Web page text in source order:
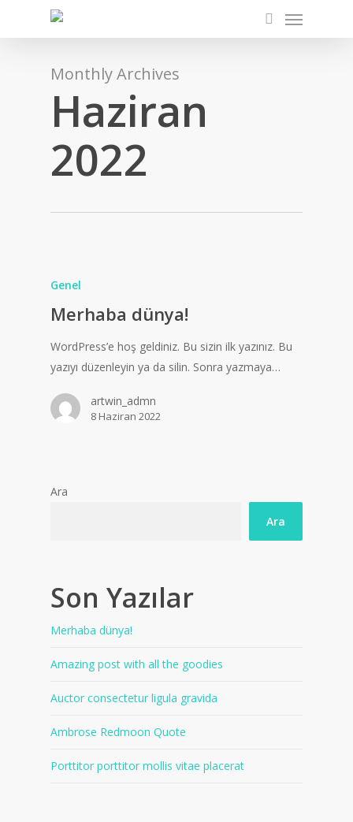
search
Menu
Monthly Archives
Haziran
2022
Genel
Merhaba dünya!
WordPress’e hoş geldiniz. Bu sizin ilk yazınız. Bu
yazıyı düzenleyin ya da silin. Sonra yazmaya…
artwin_admn
8 Haziran 2022
Ara
Ara
Son Yazılar
Merhaba dünya!
Amazing post with all the goodies
Auctor consectetur ligula gravida
Ambrose Redmoon Quote
Porttitor porttitor mollis vitae placerat